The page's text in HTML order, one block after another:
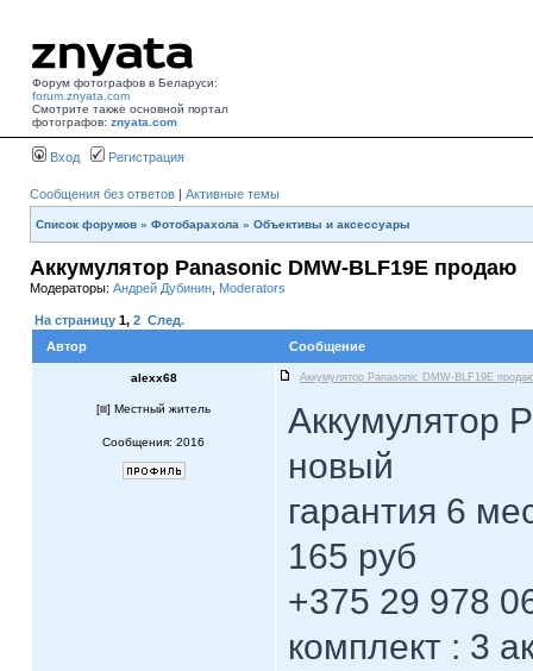
Форум фотографов в Беларуси:
forum.znyata.com
Смотрите также основной портал
фотографов: znyata.com
Вход Регистрация
Сообщения без ответов | Активные темы
Список форумов » Фотобарахола » Объективы и аксессуары
Аккумулятор Panasonic DMW-BLF19E продаю
Модераторы: Андрей Дубинин Moderators
На страницу 1, 2 След.
Автор
Сообщение
alexx68 Аккумулятор Panasonic DMW-BLF19E
[ ] Местный житель
Сообщения: 2016
Аккумулятор
новый
гарантия 6
165 руб
+375 29 978
комплект : 3